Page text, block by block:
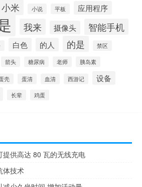
小米 小说 平板 应用程序
我来 摄像头 智能手机
白色 的人 的是 禁区
箭头 糖尿病 老师 胰岛素
壳 蛋清 血清 西游记 设备
长辈 鸡蛋
供高达 80 瓦的无线充电
体技术